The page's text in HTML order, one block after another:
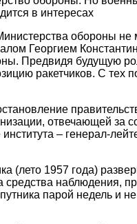
в интересах
обороны
Георгием
Предвидя будущую
ракетчиков. С тех
отвечающей за
– генерал-
(лето 1957 года)
средства наблюдения,
парой недель и